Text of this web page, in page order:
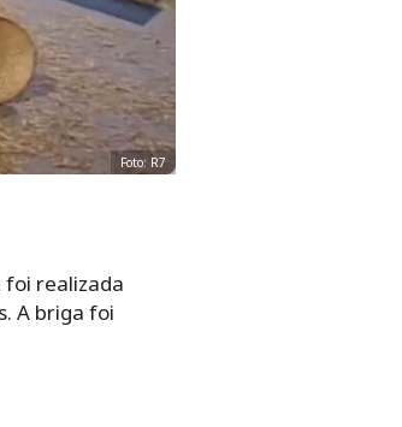
Foto: R7
realizada
A briga foi